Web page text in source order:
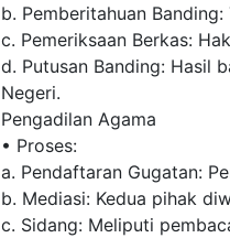
b. Pemberitahuan
c. Pemeriksaan Berkas:
d. Putusan Banding: Hasil
Negeri.
Pengadilan Agama
• Proses:
a. Pendaftaran Gugatan:
b. Mediasi: Kedua pihak
c. Sidang: Meliputi